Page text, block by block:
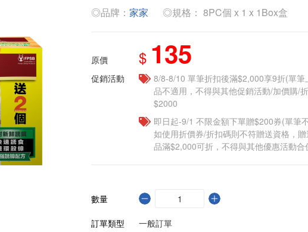
◎品牌： 家家 ◎規格： 8PC個 x 1 x 1Box盒
原價 $ 135
促銷活動
8/8-8/10 單筆折扣後滿$2,000享9折(單
品不適用，不得與其他促銷活動/加價購/
$2000
即日起-9/1 不限金額下單贈$200券(單筆
如使用折價券/折扣碼則不符贈送資格，
品滿$2,000可折，不得與其他優惠活動合
數量
訂單類型
一般訂單